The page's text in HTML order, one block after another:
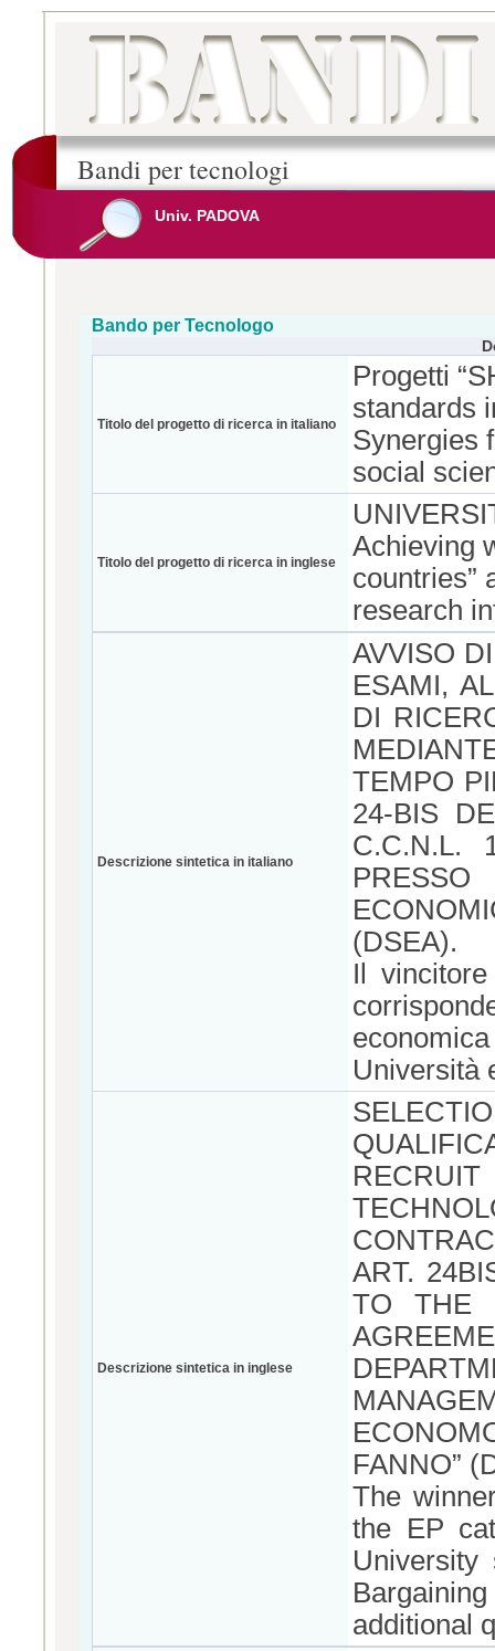
Bandi per tecnologi
Univ. PADOVA
Bando per Tecnologo
Titolo del progetto di ricerca in italiano
Progetti
standards
Synergies
social
Titolo del progetto di ricerca in inglese
Achieving
countries”
research
Descrizione sintetica in italiano
AVVISO
ESAMI,
DI
TEMPO
24-BIS
C.C.N.L.
(DSEA).
Il
Università
Descrizione sintetica in inglese
ART.
TO THE
FANNO”
The
the EP
additional